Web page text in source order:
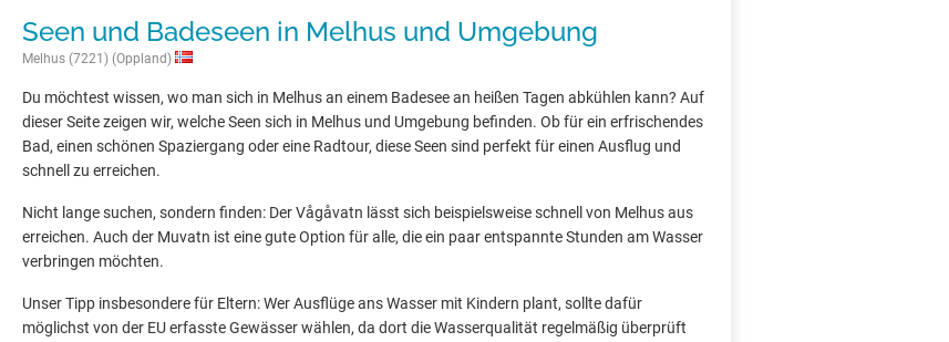
Seen und Badeseen in Melhus und Umgebung
Melhus (7221) (Oppland)
Du möchtest wissen, wo man sich in Melhus an einem Badesee an heißen Tagen abkühlen kann? Auf
dieser Seite zeigen wir, welche Seen sich in Melhus und Umgebung befinden. Ob für ein erfrischendes
Bad, einen schönen Spaziergang oder eine Radtour, diese Seen sind perfekt für einen Ausflug und
schnell zu erreichen.
Nicht lange suchen, sondern finden: Der Vågåvatn lässt sich beispielsweise schnell von Melhus aus
erreichen. Auch der Muvatn ist eine gute Option für alle, die ein paar entspannte Stunden am Wasser
verbringen möchten.
Unser Tipp insbesondere für Eltern: Wer Ausflüge ans Wasser mit Kindern plant, sollte dafür
möglichst von der EU erfasste Gewässer wählen, da dort die Wasserqualität regelmäßig überprüft